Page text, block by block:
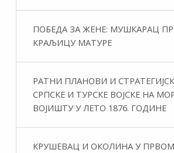
ПОБЕДА ЗА ЖЕНЕ: МУШКАРАЦ
КРАЉИЦУ МАТУРЕ
РАТНИ ПЛАНОВИ И
СРПСКЕ И ТУРСКЕ ВОЈСКЕ НА
ВОЈИШТУ У ЛЕТО 1876. ГОДИНЕ
КРУШЕВАЦ И ОКОЛИНА У